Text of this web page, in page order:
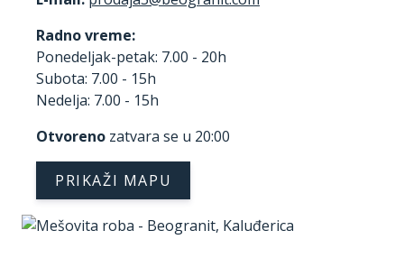
Radno vreme:
Ponedeljak-petak: 7.00 - 20h
Subota: 7.00 - 15h
Nedelja: 7.00 - 15h
Otvoreno zatvara se u 20:00
PRIKAŽI MAPU